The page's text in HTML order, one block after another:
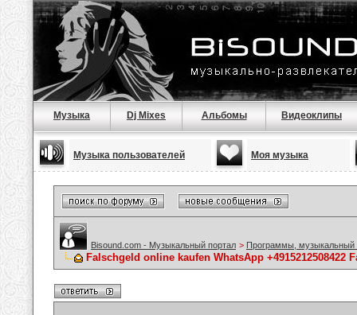
Музыка Dj Mixes Альбомы Видеоклипы
Музыка пользователей Моя музыка
Bisound.com - Музыкальный портал > Программы, музыкальный
Falschgeld online kaufen WhatsApp